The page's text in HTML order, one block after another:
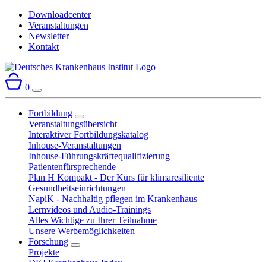
Downloadcenter
Veranstaltungen
Newsletter
Kontakt
0
Fortbildung
Veranstaltungsübersicht
Interaktiver Fortbildungskatalog
Inhouse-Veranstaltungen
Inhouse-Führungskräftequalifizierung
Patientenfürsprechende
Plan H Kompakt - Der Kurs für klimaresiliente
Gesundheitseinrichtungen
NapiK - Nachhaltig pflegen im Krankenhaus
Lernvideos und Audio-Trainings
Alles Wichtige zu Ihrer Teilnahme
Unsere Werbemöglichkeiten
Forschung
Projekte